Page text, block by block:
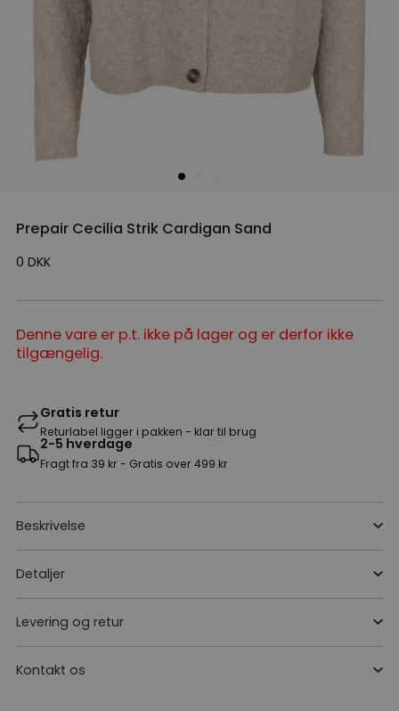
Prepair Cecilia Strik Cardigan Sand
0 DKK
Denne vare er p.t. ikke på lager og er derfor ikke
tilgængelig.
Gratis retur
Returlabel ligger i pakken - klar til brug
2-5 hverdage
Fragt fra 39 kr - Gratis over 499 kr
Beskrivelse
Detaljer
Levering og retur
Kontakt os